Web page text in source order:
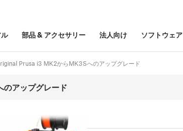
部品& アクセサリー 法人向け ソフトウェア
Prusa i3 MK2からMK3Sへのアップグレード
アップグレード